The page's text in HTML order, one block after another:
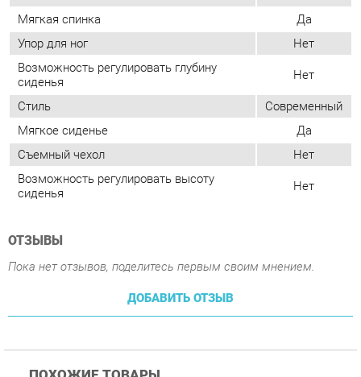
Стиль Современный
Мягкое сиденье
Да
Съемный чехол
Возможность регулировать высоту
сиденья
ОТЗЫВЫ
Пока нет отзывов, поделитесь первым своим мнением.
ПОХОЖИЕ ТОВАРЫ